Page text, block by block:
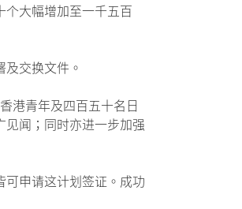
大幅增加至一千五百
交换文件。
港青年及四百五十名日
闻；同时亦进一步加强
申请这计划签证。成功